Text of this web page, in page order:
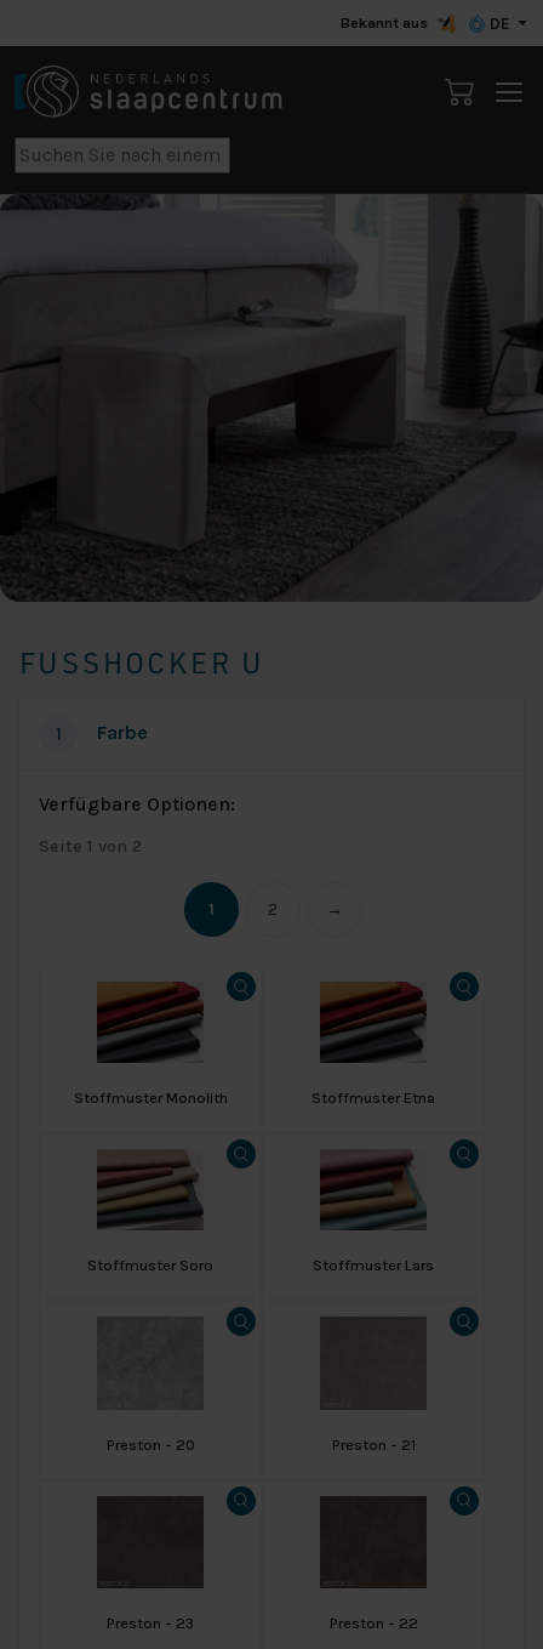
Bekannt aus DE
FUSSHOCKER U
1 Farbe
Verfügbare Optionen:
Seite 1 von 2
1 2 →
Stoffmuster Monolith Stoffmuster Etna
Stoffmuster Soro Stoffmuster Lars
Preston - 20 Preston - 21
Preston - 23 Preston - 22